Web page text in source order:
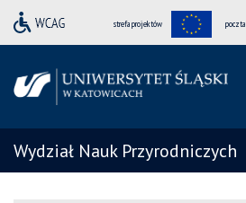
strefa projektów poczta
Wydział Nauk Przyrodniczych